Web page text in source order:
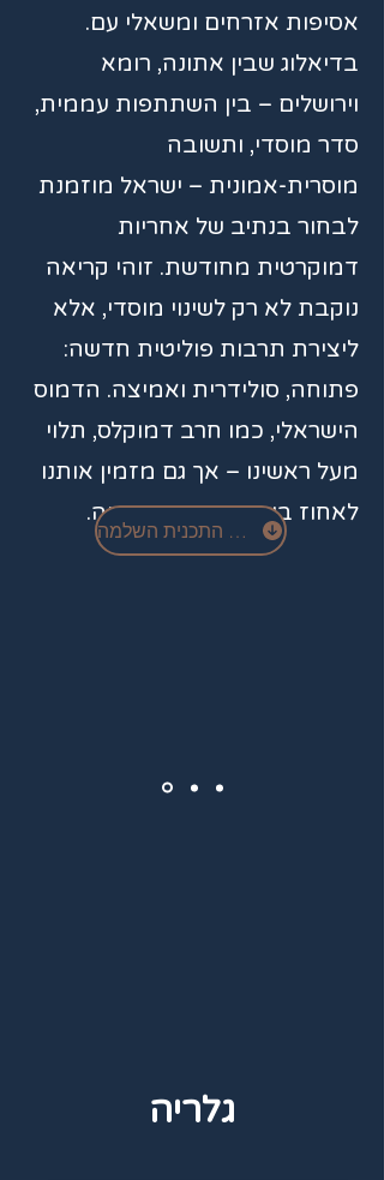
אסיפות אזרחים ומשאלי עם.
בדיאלוג שבין אתונה, רומא
וירושלים – בין השתתפות עממית,
סדר מוסדי, ותשובה
מוסרית-אמונית – ישראל מוזמנת
לבחור בנתיב של אחריות
דמוקרטית מחודשת. זוהי קריאה
נוקבת לא רק לשינוי מוסדי, אלא
ליצירת תרבות פוליטית חדשה:
פתוחה, סולידרית ואמיצה. הדמוס
הישראלי, כמו חרב דמוקלס, תלוי
מעל ראשינו – אך גם מזמין אותנו
לאחוז בו בזהירות, ובתקווה.
קראו את התכנית השלמה
גלריה